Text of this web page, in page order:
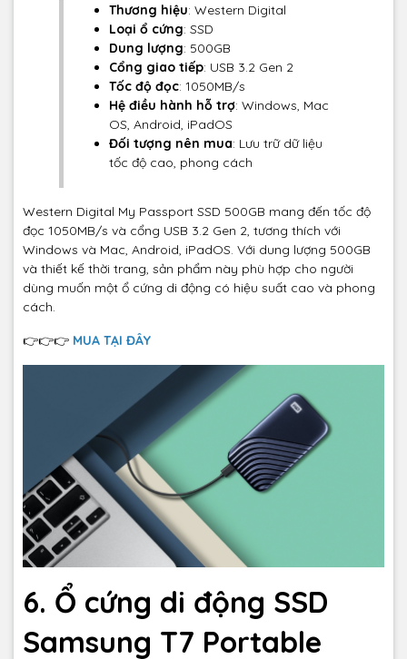
Thương hiệu: Western Digital
Loại ổ cứng: SSD
Dung lượng: 500GB
Cổng giao tiếp: USB 3.2 Gen 2
Tốc độ đọc: 1050MB/s
Hệ điều hành hỗ trợ: Windows, Mac
OS, Android, iPadOS
Đối tượng nên mua: Lưu trữ dữ liệu
tốc độ cao, phong cách
Western Digital My Passport SSD 500GB mang đến tốc độ
đọc 1050MB/s và cổng USB 3.2 Gen 2, tương thích với
Windows và Mac, Android, iPadOS. Với dung lượng 500GB
và thiết kế thời trang, sản phẩm này phù hợp cho người
dùng muốn một ổ cứng di động có hiệu suất cao và phong
cách.
👉👉👉 MUA TẠI ĐÂY
6. Ổ cứng di động SSD
Samsung T7 Portable